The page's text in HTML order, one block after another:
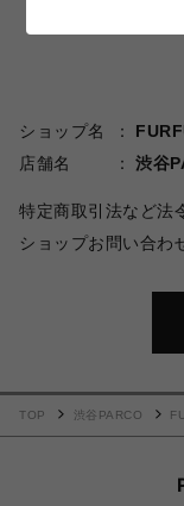
ショップ名
店舗名
渋谷
特定商取引法など法
ショップお問い合わ
TOP 渋谷PARCO